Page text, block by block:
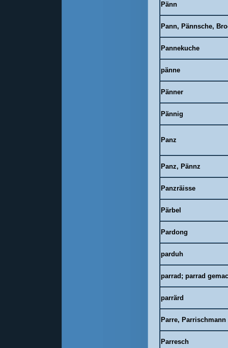
Pänn
Pann, Pännsche,
Pannekuche
pänne
Pänner
Pännig
Panz
Panz, Pännz
Panzräisse
Pärbel
Pardong
parduh
parrad; parrad
parrärd
Parre, Parrischmann
Parresch